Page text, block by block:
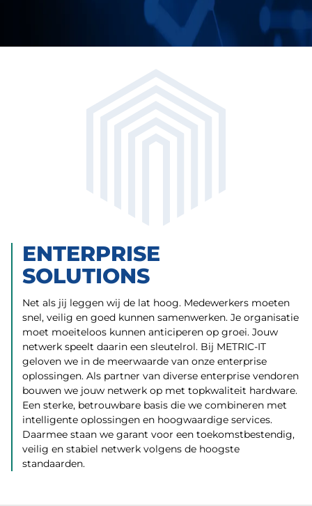
ENTERPRISE
SOLUTIONS
Net als jij leggen wij de lat hoog. Medewerkers moeten
snel, veilig en goed kunnen samenwerken. Je organisatie
moet moeiteloos kunnen anticiperen op groei. Jouw
netwerk speelt daarin een sleutelrol. Bij METRIC-IT
geloven we in de meerwaarde van onze enterprise
oplossingen. Als partner van diverse enterprise vendoren
bouwen we jouw netwerk op met topkwaliteit hardware.
Een sterke, betrouwbare basis die we combineren met
intelligente oplossingen en hoogwaardige services.
Daarmee staan we garant voor een toekomstbestendig,
veilig en stabiel netwerk volgens de hoogste
standaarden.